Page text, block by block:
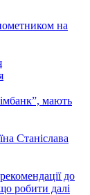
на
мають
Станіслава
до
робити далі